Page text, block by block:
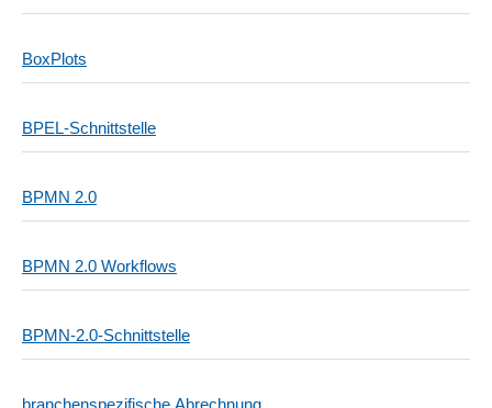
BoxPlots
BPEL-Schnittstelle
BPMN 2.0
BPMN 2.0 Workflows
BPMN-2.0-Schnittstelle
branchenspezifische Abrechnung